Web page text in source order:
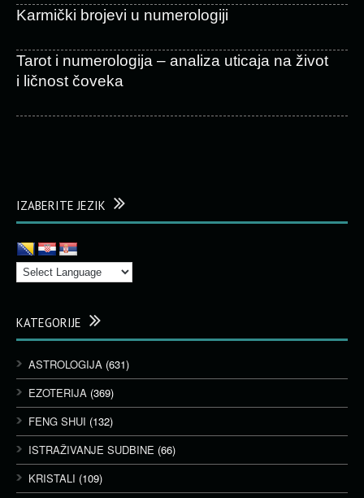
Karmički brojevi u numerologiji
Tarot i numerologija – analiza uticaja na život
i ličnost čoveka
IZABERITE JEZIK
KATEGORIJE
ASTROLOGIJA (631)
EZOTERIJA (369)
FENG SHUI (132)
ISTRAŽIVANJE SUDBINE (66)
KRISTALI (109)